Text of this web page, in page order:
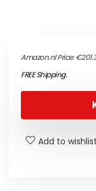
Amazon.nl Price:€
FREE Shipping.
Add to wishlist